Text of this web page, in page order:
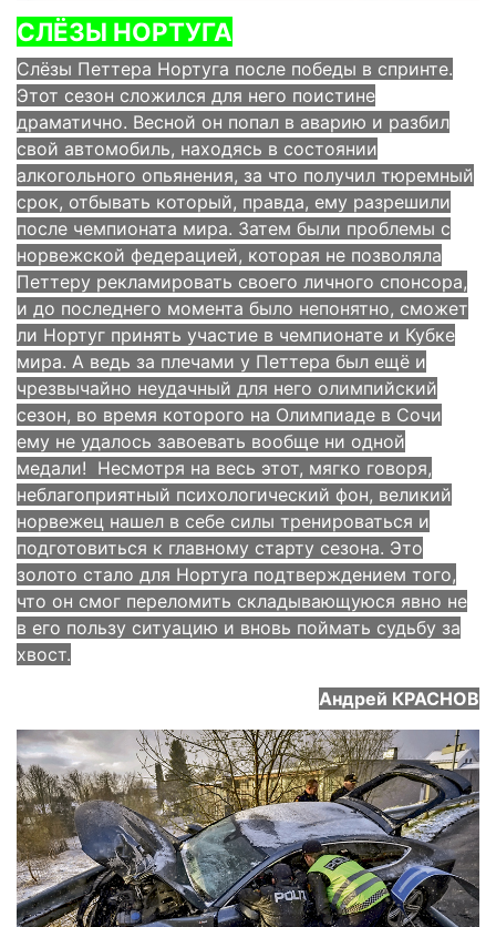
СЛЁЗЫ НОРТУГА
Слёзы Петтера Нортуга после победы в спринте.
Этот сезон сложился для него поистине
драматично. Весной он попал в аварию и разбил
свой автомобиль, находясь в состоянии
алкогольного опьянения, за что получил тюремный
срок, отбывать который, правда, ему разрешили
после чемпионата мира. Затем были проблемы с
норвежской федерацией, которая не позволяла
Петтеру рекламировать своего личного спонсора,
и до последнего момента было непонятно, сможет
ли Нортуг принять участие в чемпионате и Кубке
мира. А ведь за плечами у Петтера был ещё и
чрезвычайно неудачный для него олимпийский
сезон, во время которого на Олимпиаде в Сочи
ему не удалось завоевать вообще ни одной
медали! Несмотря на весь этот, мягко говоря,
неблагоприятный психологический фон, великий
норвежец нашел в себе силы тренироваться и
подготовиться к главному старту сезона. Это
золото стало для Нортуга подтверждением того,
что он смог переломить складывающуюся явно не
в его пользу ситуацию и вновь поймать судьбу за
хвост.
Андрей КРАСНОВ